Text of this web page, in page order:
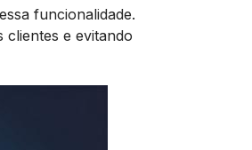
funcionalidade.
clientes e evitando